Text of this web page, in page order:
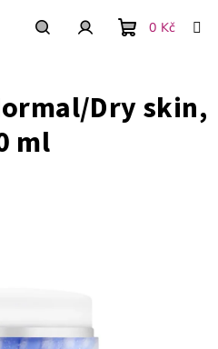
košík
0 Kč
Dry skin,
ml